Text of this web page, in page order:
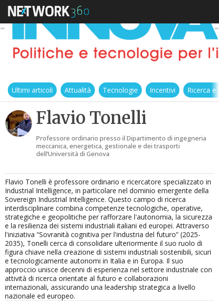
Ultimi articoli Attualità Tecnologie Incentivi Ricerca
Flavio Tonelli
Professore ordinario presso il Dipartimento di ingegneria
meccanica, energetica, gestionale e dei trasporti
dell’Università di Genova
Flavio Tonelli è professore ordinario e ricercatore specializzato in
Industrial Intelligence, in particolare nel dominio emergente della
Sovereign Industrial Intelligence. Questo campo di ricerca
interdisciplinare combina competenze tecnologiche, operative,
strategiche e geopolitiche per rafforzare l'autonomia, la sicurezza
e la resilienza dei sistemi industriali italiani ed europei. Attraverso
l'iniziativa “Sovranità cognitiva per l'industria del futuro” (2025-
2035), Tonelli cerca di consolidare ulteriormente il suo ruolo di
figura chiave nella creazione di sistemi industriali sostenibili, sicuri
e tecnologicamente autonomi in Italia e in Europa. Il suo
approccio unisce decenni di esperienza nel settore industriale con
attività di ricerca orientate al futuro e collaborazioni
internazionali, assicurando una leadership strategica a livello
nazionale ed europeo.